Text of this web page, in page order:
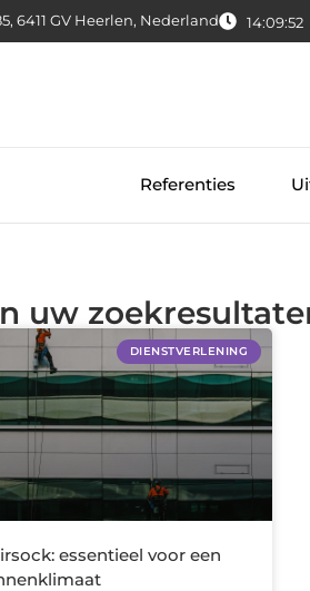
6411 GV Heerlen, Nederland 14:09:52
Referenties
uw
DIENSTVERLENING
essentieel voor een